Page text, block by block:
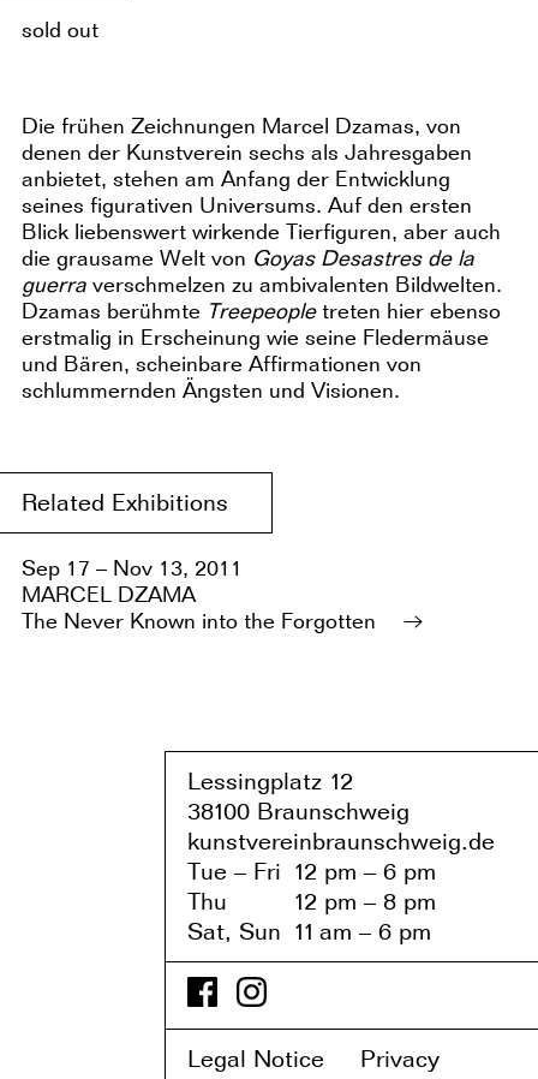
sold out
Die frühen Zeichnungen Marcel Dzamas, von
denen der Kunstverein sechs als Jahresgaben
anbietet, stehen am Anfang der Entwicklung
seines figurativen Universums. Auf den ersten
Blick liebenswert wirkende Tierfiguren, aber auch
die grausame Welt von Goyas Desastres de la
guerra verschmelzen zu ambivalenten Bildwelten.
Dzamas berühmte Treepeopletreten hier ebenso
erstmalig in Erscheinung wie seine Fledermäuse
und Bären, scheinbare Affirmationen von
schlummernden Ängsten und Visionen.
Related Exhibitions
Sep 17 – Nov 13, 2011
MARCEL DZAMA
The Never Known into the Forgotten
Lessingplatz 12
38100 Braunschweig
kunstvereinbraunschweig.de
Tue – Fri
Thu
Sat, Sun
12 pm – 6 pm
12 pm – 8 pm
11am – 6 pm
Legal Notice Privacy